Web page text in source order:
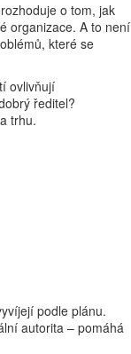
o tom, jak
organizace. A to není
které se
ovlivňují
ředitel?
trhu.
podle plánu.
autorita – pomáhá